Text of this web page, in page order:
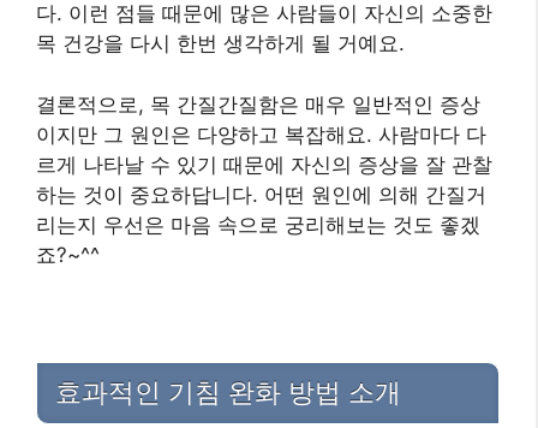
다. 이런 점들 때문에 많은 사람들이 자신의 소중한
목 건강을 다시 한번 생각하게 될 거예요.
결론적으로, 목 간질간질함은 매우 일반적인 증상
이지만 그 원인은 다양하고 복잡해요. 사람마다 다
르게 나타날 수 있기 때문에 자신의 증상을 잘 관찰
하는 것이 중요하답니다. 어떤 원인에 의해 간질거
리는지 우선은 마음 속으로 궁리해보는 것도 좋겠
죠?~^^
효과적인 기침 완화 방법 소개